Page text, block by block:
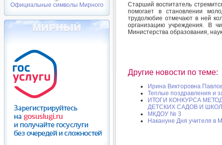
Официальные символы Мирного
Старший воспитатель
помогает в становлении
трудолюбие отмечают в ней
организацию учреждения. В
Министерства образования,
Другие новости по теме:
Ирина Викторовна
Теплые поздравления и
ИТОГИ КОНКУРСА
ДЕТСКИХ САДОВ И ШКОЛ
МКДОУ № 3
Накануне Дня учителя в